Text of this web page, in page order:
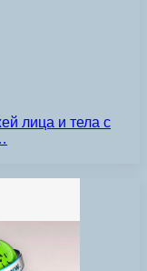
лица и тела с